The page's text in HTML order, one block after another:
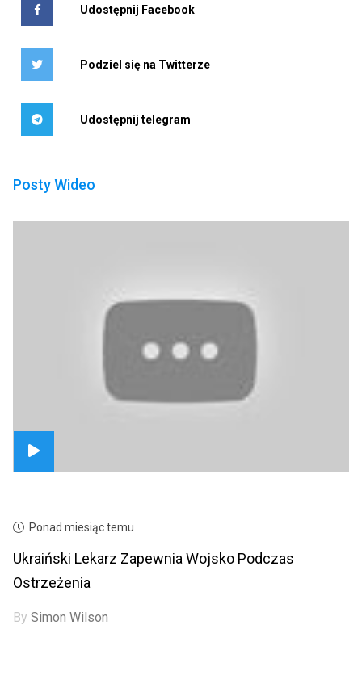
Udostępnij Facebook
Podziel się na Twitterze
Udostępnij telegram
Posty Wideo
Ponad miesiąc temu
Ukraiński Lekarz Zapewnia Wojsko Podczas
Ostrzeżenia
BySimon Wilson